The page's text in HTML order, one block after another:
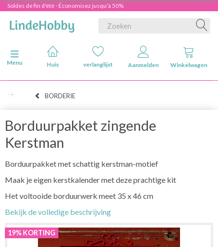
Soldes de fin d'été - Économisez jusqu'à 50%
Navigatie in-/uitschakelen
Menu
Huis verlanglijst Aanmelden Winkelwagen
BORDERIE
Borduurpakket zingende
Kerstman
Borduurpakket met schattig kerstman-motief
Maak je eigen kerstkalender met deze prachtige kit
Het voltooide borduurwerk meet 35 x 46 cm
Bekijk de volledige beschrijving
19% KORTING